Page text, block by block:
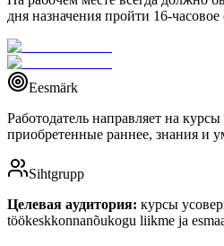
дня назначения пройти 16-
Eesmärk
Работодатель направляет на
приобретенные раннее, знания и
Sihtgrupp
Целевая aудитория: курсы
töökeskkonnanõukogu liikme ja